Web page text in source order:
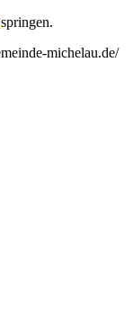
springen.
michelau.de/